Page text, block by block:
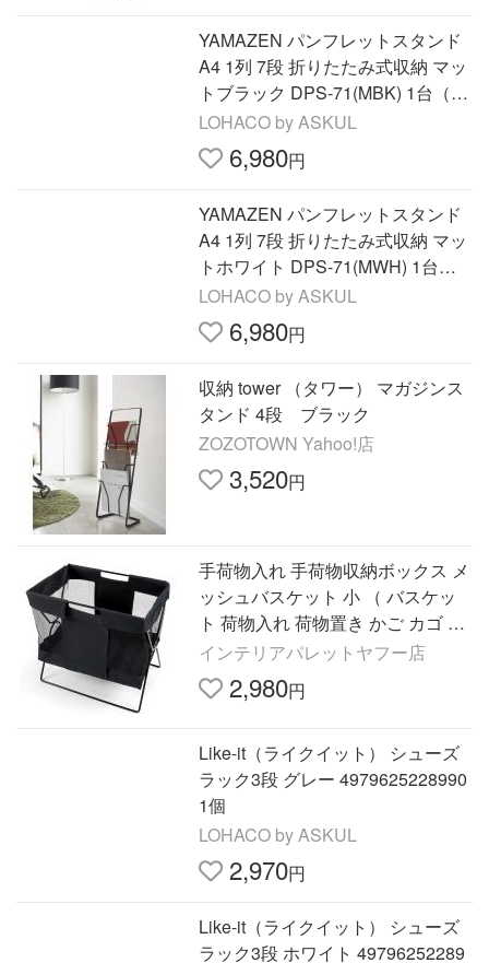
YAMAZEN パンフレットスタンド
A4 1列 7段 折りたたみ式収納 マッ
トブラック DPS-71(MBK) 1台（直
送品）
LOHACO by ASKUL
6,980円
YAMAZEN パンフレットスタンド
A4 1列 7段 折りたたみ式収納 マッ
トホワイト DPS-71(MWH) 1台
（直送品）
LOHACO by ASKUL
6,980円
収納 tower （タワー） マガジンス
タンド 4段 ブラック
ZOZOTOWN Yahoo!店
3,520円
手荷物入れ 手荷物収納ボックス メ
ッシュバスケット 小 （ バスケッ
ト 荷物入れ 荷物置き かご カゴ 収
納 玄関収納 折りたたみ 持ち手 コ
ンパクト カバン入れ ）
インテリアパレットヤフー店
2,980円
Like-it（ライクイット） シューズ
ラック3段 グレー 4979625228990
1個
LOHACO by ASKUL
2,970円
Like-it（ライクイット） シューズ
ラック3段 ホワイト 49796252289